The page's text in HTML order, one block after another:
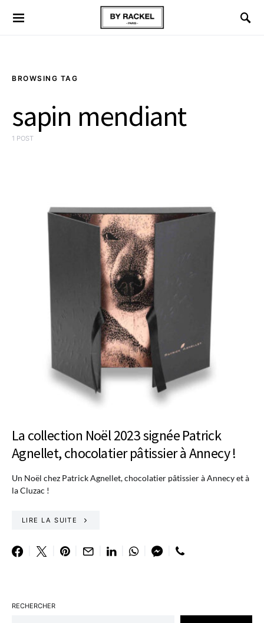
BROWSING TAG
sapin mendiant
1 POST
La collection Noël 2023 signée Patrick
Agnellet, chocolatier pâtissier à Annecy !
Un Noël chez Patrick Agnellet, chocolatier pâtissier à Annecy et à
la Cluzac !
LIRE LA SUITE
RECHERCHER